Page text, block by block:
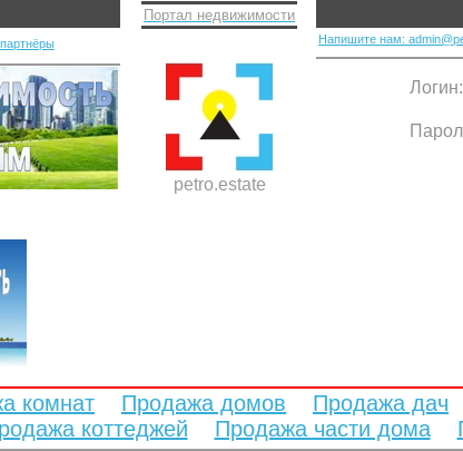
Портал недвижимости
petro.estate
Напишите нам:
Логин:
комнат Продажа домов Продажа дач
коттеджей Продажа части дома